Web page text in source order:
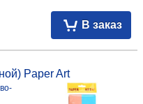
В заказ
Paper Art